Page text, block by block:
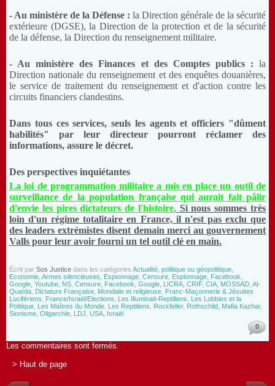
- Au ministère de la Défense : la Direction générale de la sécurité
extérieure (DGSE), la Direction de la protection et de la sécurité
de la défense, la Direction du renseignement militaire.
- Au ministère des Finances et des Comptes publics : la
Direction nationale du renseignement et des enquêtes douanières,
le service de traitement du renseignement et d'action contre les
circuits financiers clandestins.
Dans tous ces services, seuls les agents et officiers "dûment
habilités" par leur directeur pourront réclamer des
informations, assure le décret.
Des perspectives inquiétantes
La loi de programmation militaire a mis en place un outil de
surveillance de la population française qui aurait fait pâlir
d'envie les pires dictateurs de l'histoire. Si nous sommes très
loin d'un régime totalitaire en France, il n'est pas exclu que
des leaders extrémistes disent demain merci au gouvernement
Valls pour leur avoir fourni un tel outil clé en main.
Écrit par Sos Justice dans les catégories Actualité, politique ou géopolitique,
Economie Armes silencieuses, Espionnage Censure, Espionnage, Facebook,
Google, Youtube, NS Censure, Facebook, Google, LICRA, CRIF, CIA, MOSSAD, Al-
Quaïda Dictature Française, Mondiale et religieuse Franc-Maçonnerie & Jésuites
Lucifériens
France/Israël/Elections Les Illuminati-Reptiliens
Les Lobbies et la
Politique Les Maîtres du Monde Les Reptiliens Rockfeller, Rothschild, Mafia Kazhar,
Sionisme, Oligarchie, LDJ USA, Israël
0
Les commentaires sont fermés.
> Haut de page